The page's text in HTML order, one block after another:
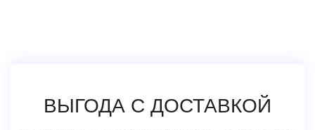
ВЫГОДА С ДОСТАВКОЙ